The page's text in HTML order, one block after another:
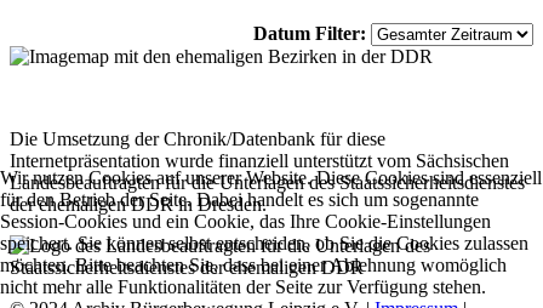
Datum Filter:
Die Umsetzung der Chronik/Datenbank für diese
Internetpräsentation wurde finanziell unterstützt vom Sächsischen
Landesbeauftragten für die Unterlagen des Staatssicherheitsdienstes
der ehemaligen DDR in Dresden.
Wir nutzen Cookies auf unserer Website. Diese Cookies sind essenziell
für den Betrieb der Seite. Dabei handelt es sich um sogenannte
Session-Cookies und ein Cookie, das Ihre Cookie-Einstellungen
speichert. Sie können selbst entscheiden, ob Sie die Cookies zulassen
möchten. Bitte beachten Sie, dass bei einer Ablehnung womöglich
nicht mehr alle Funktionalitäten der Seite zur Verfügung stehen.